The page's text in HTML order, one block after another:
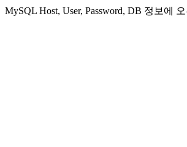
MySQL Host, User, Password, DB 정보에